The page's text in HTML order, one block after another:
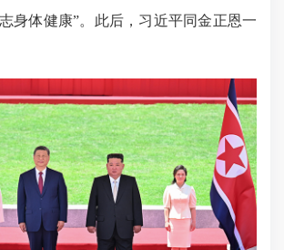
身体健康”。此后，习近平同金正恩一